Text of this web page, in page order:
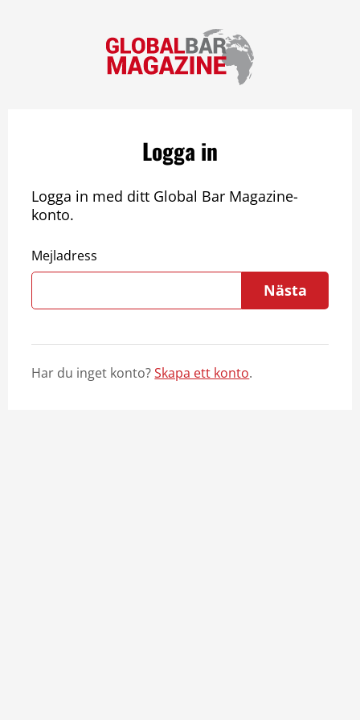
Logga in
Logga in med ditt Global Bar Magazine-
konto.
Mejladress
Nästa
Har du inget konto?Skapa ett konto.